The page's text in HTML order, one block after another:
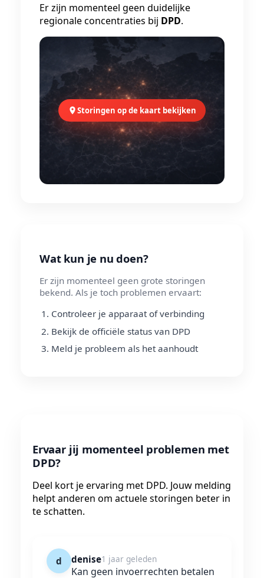
Er zijn momenteel geen duidelijke
regionale concentraties bij DPD.
Storingen op de kaart bekijken
Wat kun je nu doen?
Er zijn momenteel geen grote storingen
bekend. Als je toch problemen ervaart:
Controleer je apparaat of verbinding
Bekijk de officiële status van DPD
Meld je probleem als het aanhoudt
Ervaar jij momenteel problemen met
DPD?
Deel kort je ervaring met DPD. Jouw melding
helpt anderen om actuele storingen beter in
te schatten.
d denise1 jaar geleden
Kan geen invoerrechten betalen